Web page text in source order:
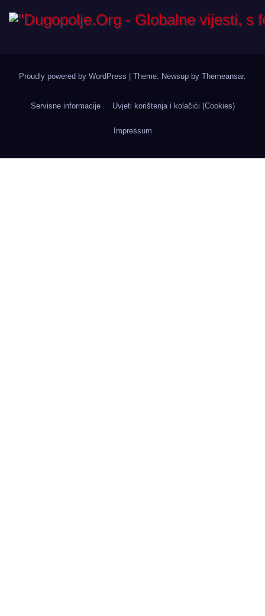
Proudly powered by WordPress | Theme: Newsup by Themeansar.
Servisne informacije Uvjeti korištenja i kolačići (Cookies)
Impressum